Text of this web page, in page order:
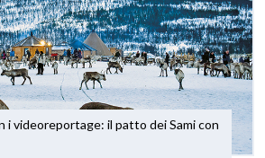
i videoreportage: il patto dei Sami con